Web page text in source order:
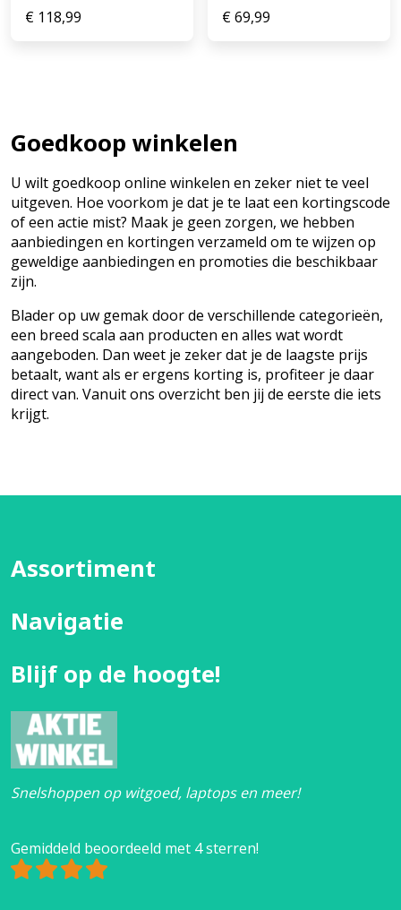
€ 118,99 €69,99
Goedkoop winkelen
U wilt goedkoop online winkelen en zeker niet te veel
uitgeven. Hoe voorkom je dat je te laat een kortingscode
of een actie mist? Maak je geen zorgen, we hebben
aanbiedingen en kortingen verzameld om te wijzen op
geweldige aanbiedingen en promoties die beschikbaar
zijn.
Blader op uw gemak door de verschillende categorieën,
een breed scala aan producten en alles wat wordt
aangeboden. Dan weet je zeker dat je de laagste prijs
betaalt, want als er ergens korting is, profiteer je daar
direct van. Vanuit ons overzicht ben jij de eerste die iets
krijgt.
Assortiment
Navigatie
Blijf op de hoogte!
Snelshoppen op witgoed, laptops en meer!
Gemiddeld beoordeeld met 4 sterren!